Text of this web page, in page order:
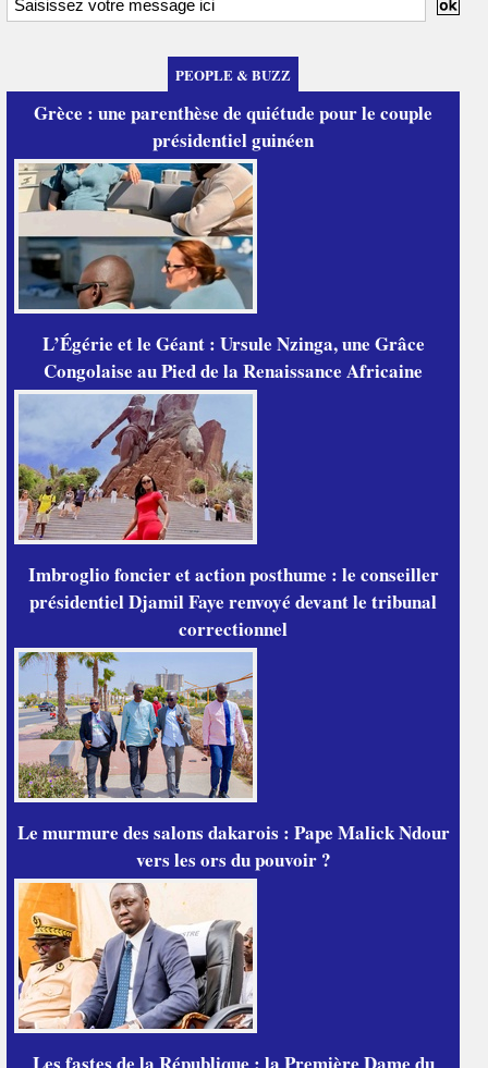
PEOPLE & BUZZ
Grèce : une parenthèse de quiétude pour le couple
présidentiel guinéen
L’Égérie et le Géant : Ursule Nzinga, une Grâce
Congolaise au Pied de la Renaissance Africaine
Imbroglio foncier et action posthume : le conseiller
présidentiel Djamil Faye renvoyé devant le tribunal
correctionnel
Le murmure des salons dakarois : Pape Malick Ndour
vers les ors du pouvoir ?